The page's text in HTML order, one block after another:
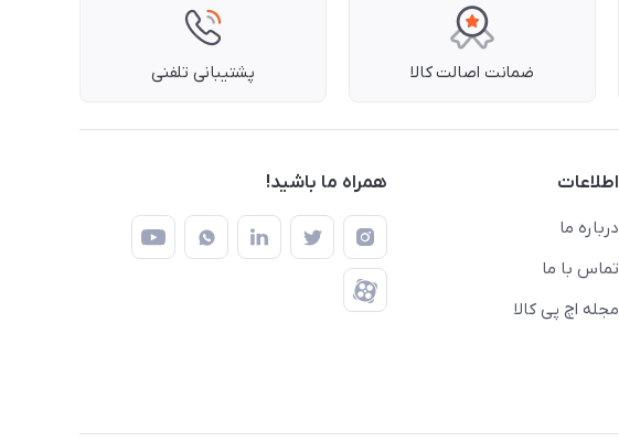
ضمانت اصالت کالا پشتیبانی تلفنی
اطلاعات
درباره ما
تماس با ما
مجله اچ پی کالا
همراه ما باشید!